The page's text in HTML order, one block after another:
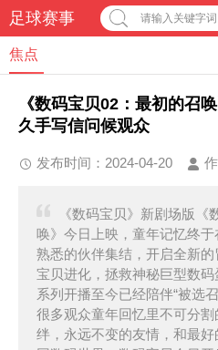
足球赛事 请输入关键字词
焦点
《数码宝贝02：最初的召
久手写信问候观众
发布时间：2024-04-20
《数码宝贝》新剧场版《
唤》今日上映，童年记忆终于
熟悉的伙伴集结，开启全新
宝贝进化，拯救神秘巨型数
系列开播至今已经陪伴“被选
很多观众童年回忆里不可分
绊，永远不变的友情，和最